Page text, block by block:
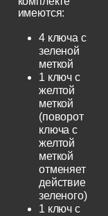
имеются:
4 ключа с
зеленой
меткой
1 ключ с
желтой
меткой
(поворот
ключа с
желтой
меткой
отменяет
действие
зеленого)
1 ключ с